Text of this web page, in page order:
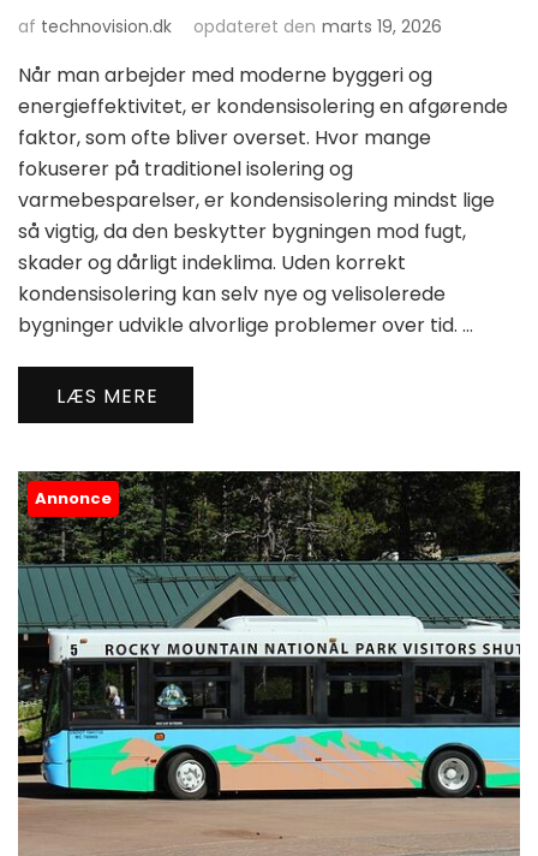
af technovision.dk opdateret den marts 19, 2026
Når man arbejder med moderne byggeri og
energieffektivitet, er kondensisolering en afgørende
faktor, som ofte bliver overset. Hvor mange
fokuserer på traditionel isolering og
varmebesparelser, er kondensisolering mindst lige
så vigtig, da den beskytter bygningen mod fugt,
skader og dårligt indeklima. Uden korrekt
kondensisolering kan selv nye og velisolerede
bygninger udvikle alvorlige problemer over tid. …
LÆS MERE
Annonce